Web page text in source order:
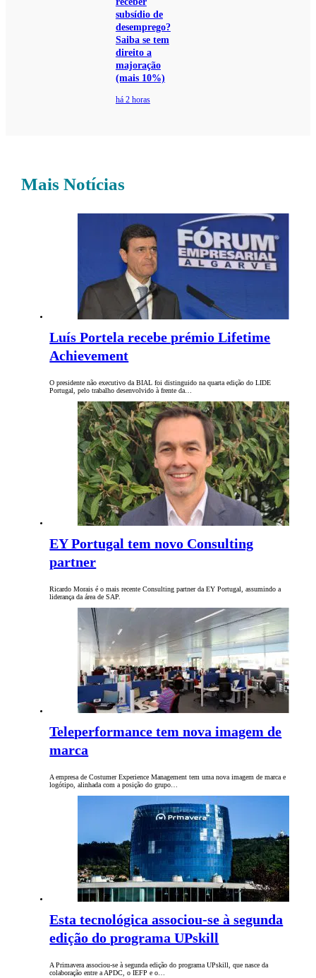
subsídio de
desemprego?
Saiba se tem
direito a
majoração
(mais 10%)
há 2 horas
Mais Notícias
Luís Portela recebe prémio Lifetime
Achievement
O presidente não executivo da BIAL foi distinguido na quarta edição do LIDE
Portugal, pelo trabalho desenvolvido à frente da…
EY Portugal tem novo Consulting
partner
Ricardo Morais é o mais recente Consulting partner da EY Portugal, assumindo a
liderança da área de SAP.
Teleperformance tem nova imagem de
marca
A empresa de Costumer Experience Management tem uma nova imagem de marca e
logótipo, alinhada com a posição do grupo…
Esta tecnológica associou-se à segunda
edição do programa UPskill
A Primavera associou-se à segunda edição do programa UPskill, que nasce da
colaboração entre a APDC, o IEFP e o…